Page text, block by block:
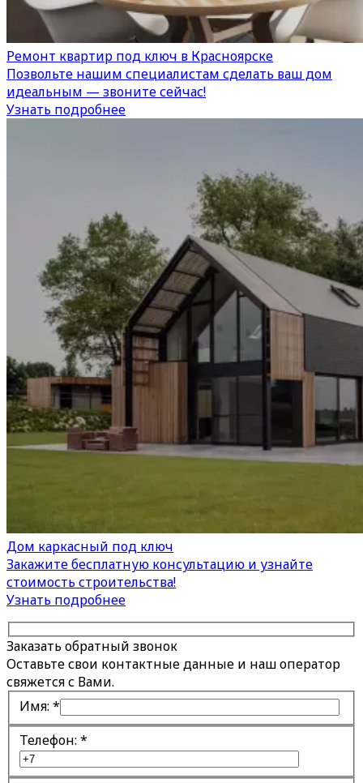
Ремонт квартир под ключ в Красноярске
Позвольте нашим специалистам сделать ваш дом
идеальным — звоните сейчас!
Узнать подробнее
Дом каркасный под ключ
Закажите бесплатную консультацию и узнайте
стоимость строительства!
Узнать подробнее
Заказать обратный звонок
Оставьте свои контактные данные и наш оператор
свяжется с Вами.
Имя: *
Телефон: *